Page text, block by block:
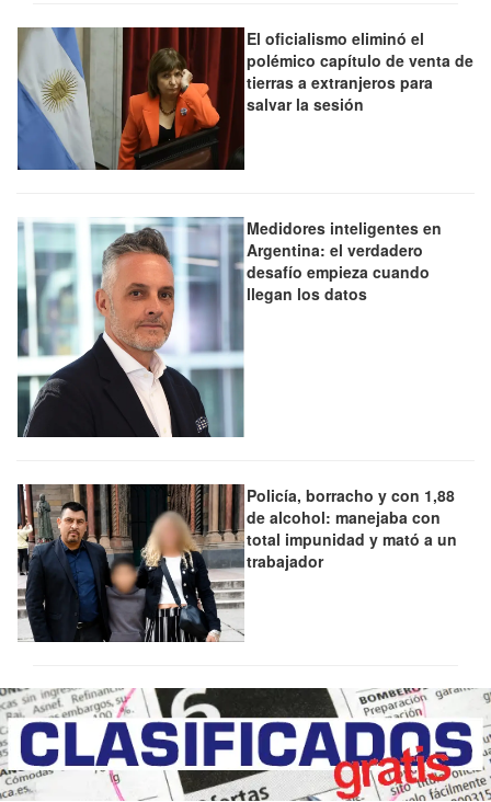
El oficialismo eliminó el
polémico capítulo de venta de
tierras a extranjeros para
salvar la sesión
Medidores inteligentes en
Argentina: el verdadero
desafío empieza cuando
llegan los datos
Policía, borracho y con 1,88
de alcohol: manejaba con
total impunidad y mató a un
trabajador